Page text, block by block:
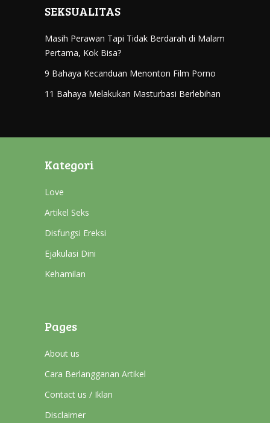
SEKSUALITAS
Masih Perawan Tapi Tidak Berdarah di Malam
Pertama, Kok Bisa?
9 Bahaya Kecanduan Menonton Film Porno
11 Bahaya Melakukan Masturbasi Berlebihan
Kategori
Love
Artikel Seks
Disfungsi Ereksi
Ejakulasi Dini
Kehamilan
Pages
About us
Cara Berlangganan Artikel
Contact us / Iklan
Disclaimer